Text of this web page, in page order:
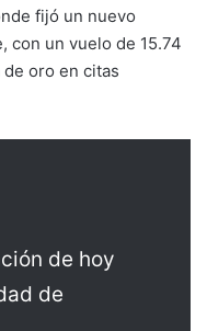
fijó un nuevo
con un vuelo de 15.74
oro en citas
de hoy
de